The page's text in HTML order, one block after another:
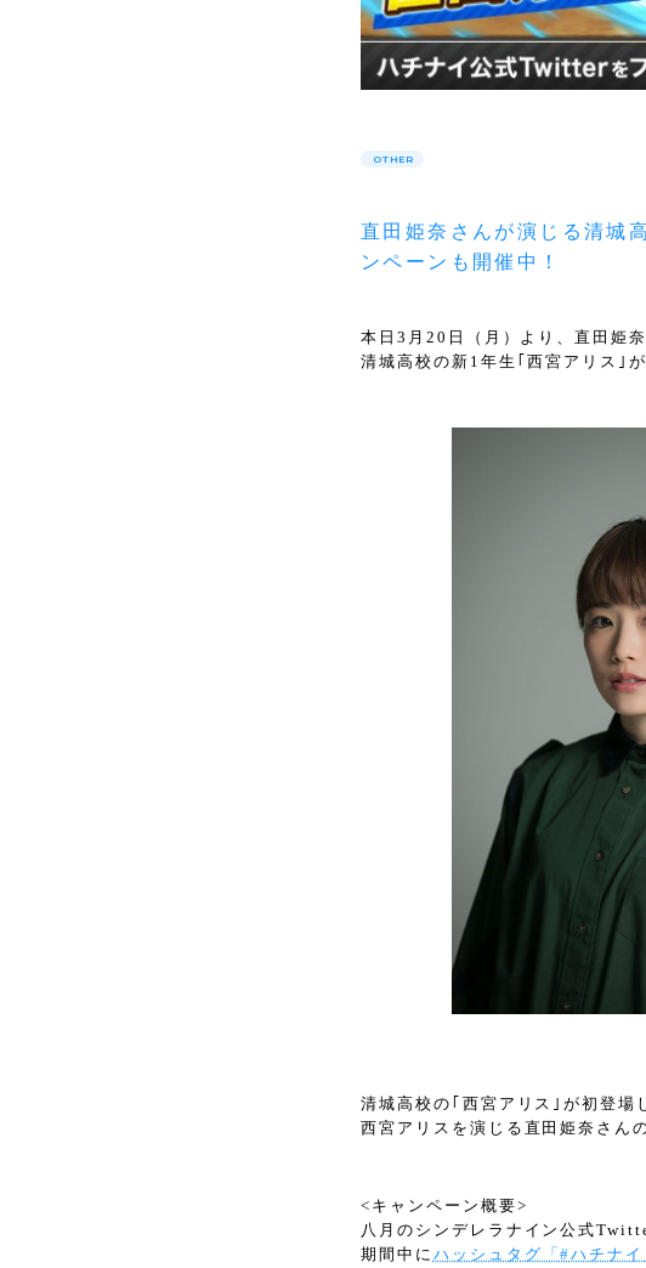
OTHER
直田姫奈さんが演じる清城
ンペーンも開催中！
本日3月20日（月）より、直田姫
清城高校の新1年生｢西宮アリス｣
清城高校の｢西宮アリス｣が初登場
西宮アリスを演じる直田姫奈さん
<キャンペーン概要>
八月のシンデレラナイン公式
期間中に ハッシュタグ「#ハチナ